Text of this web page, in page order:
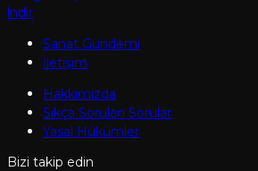
İndir
Sanat Gündemi
İletişim
Hakkımızda
Sıkça Sorulan Sorular
Yasal Hükümler
Bizi takip edin